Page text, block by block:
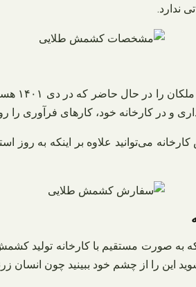
ندارد.
را در حال حاضر که در دی ۱۴۰۱ هستیم
و در کارخانه خود، کارهای فرآوری را
می‌توانید علاوه بر اینکه به
که به صورت مستقیم با کارخانه تولید
این را از چشم خود ببینید چون انسان